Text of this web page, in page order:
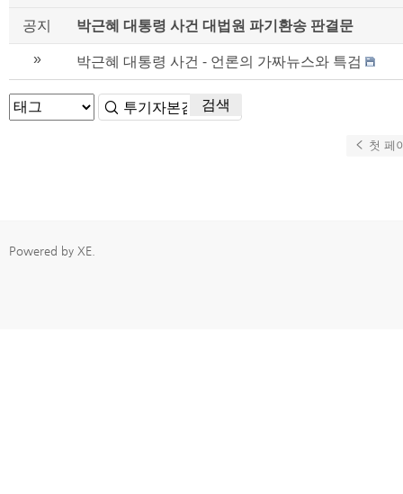
공지
박근혜 대통령 사건 대법원 파기환송 판결문
» 박근혜 대통령 사건 - 언론의 가짜뉴스와 특검
검색
첫 페
Powered by XE